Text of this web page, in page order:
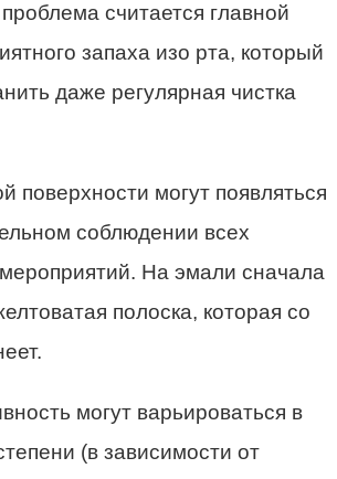
считается главной
запаха изо рта, который
даже регулярная чистка
поверхности могут появляться
соблюдении всех
мероприятий. На эмали сначала
полоска, которая со
могут варьироваться в
(в зависимости от